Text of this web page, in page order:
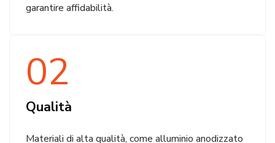
garantire affidabilità.
02
Qualità
Materiali di alta qualità, come alluminio anodizzato